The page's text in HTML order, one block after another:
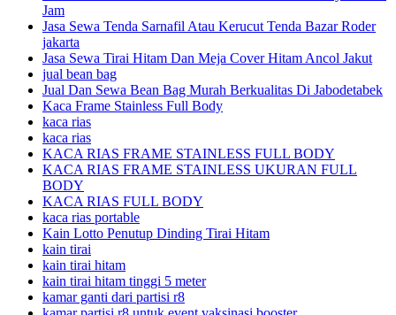
Jam
Jasa Sewa Tenda Sarnafil Atau Kerucut Tenda Bazar Roder
jakarta
Jasa Sewa Tirai Hitam Dan Meja Cover Hitam Ancol Jakut
jual bean bag
Jual Dan Sewa Bean Bag Murah Berkualitas Di Jabodetabek
Kaca Frame Stainless Full Body
kaca rias
kaca rias
KACA RIAS FRAME STAINLESS FULL BODY
KACA RIAS FRAME STAINLESS UKURAN FULL
BODY
KACA RIAS FULL BODY
kaca rias portable
Kain Lotto Penutup Dinding Tirai Hitam
kain tirai
kain tirai hitam
kain tirai hitam tinggi 5 meter
kamar ganti dari partisi r8